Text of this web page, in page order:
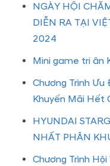
NGÀY HỘI
DIỄN RA TẠI
2024
Mini game tri ân
Chương Trình Ưu
Khuyến Mãi Hết
HYUNDAI
NHẤT PHÂN
Chương Trình